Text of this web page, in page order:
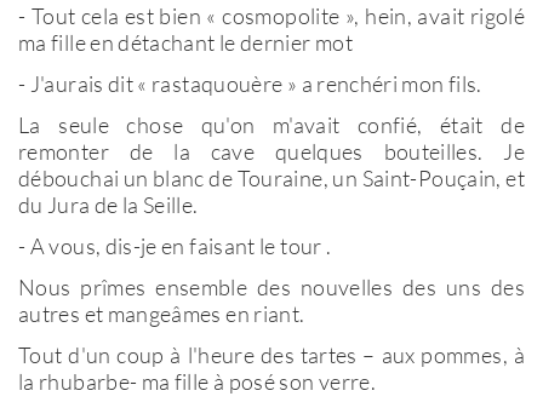
- Tout cela est bien « cosmopolite », hein, avait rigolé
ma fille en détachant le dernier mot
- J'aurais dit « rastaquouère » a renchéri mon fils.
La seule chose qu'on m'avait confié, était de
remonter de la cave quelques bouteilles. Je
débouchai un blanc de Touraine, un Saint-Pouçain, et
du Jura de la Seille.
- A vous, dis-je en faisant le tour .
Nous prîmes ensemble des nouvelles des uns des
autres et mangeâmes en riant.
Tout d'un coup à l'heure des tartes – aux pommes, à
la rhubarbe- ma fille à posé son verre.